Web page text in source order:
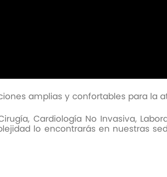
amplias y confortables para la
Cardiología No Invasiva,
lo encontrarás en nuestras